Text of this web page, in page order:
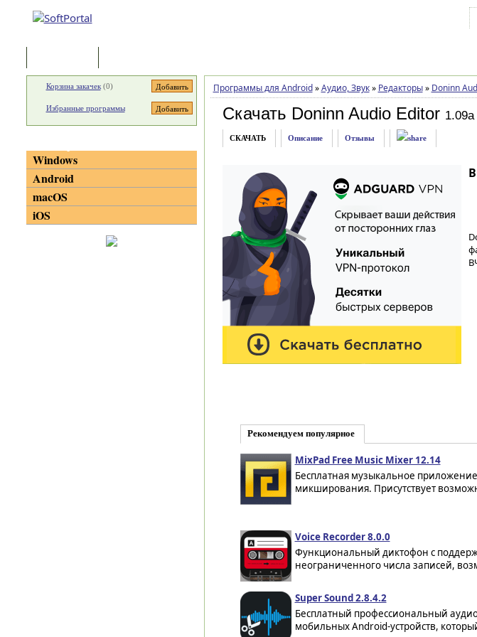
Программы для Android » Аудио, Звук » Редакторы » Doninn
Скачать Doninn Audio Editor 1.09a
СКАЧАТЬ Описание Отзывы
Рекомендуем популярное
MixPad Free Music Mixer 12.14
Бесплатная музыкальное
микширования. Присутствует
Voice Recorder 8.0.0
Функциональный диктофон с
неограниченного числа записей,
Super Sound 2.8.4.2
Бесплатный профессиональный
мобильных Android-устройств,
Корзина закачек(0)
Избранные программы
Windows
Android
macOS
iOS